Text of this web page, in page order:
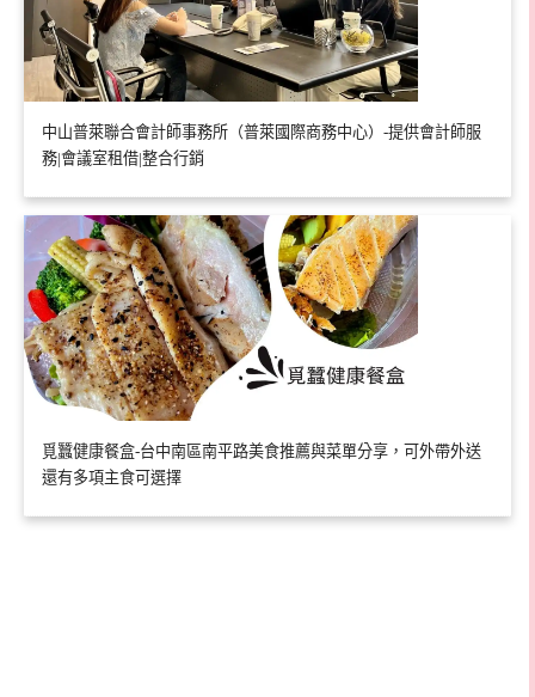
中山普萊聯合會計師事務所（普萊國際商務中心）-提供會計師服
務|會議室租借|整合行銷
覓蠶健康餐盒-台中南區南平路美食推薦與菜單分享，可外帶外送
還有多項主食可選擇